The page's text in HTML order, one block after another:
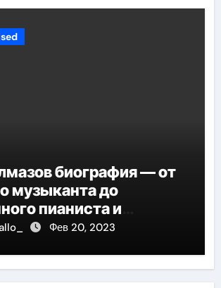
биография — от
музыканта до
пианиста и
Фев 20, 2023